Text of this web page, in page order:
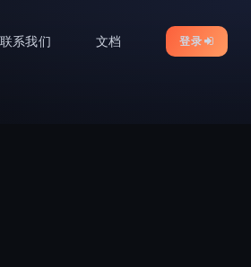
联系我们 文档 登录